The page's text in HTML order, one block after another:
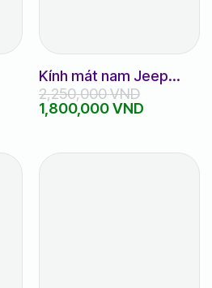
VND.
Kính mát nam Jeep
JSA6166
2,250,000VND
Giá
gốc
2,250,000 VND.
1,800,000VNDGiá
là: